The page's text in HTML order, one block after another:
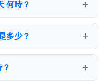
何時？
多少？